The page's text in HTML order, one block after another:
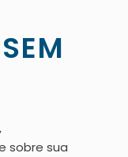
sobre sua